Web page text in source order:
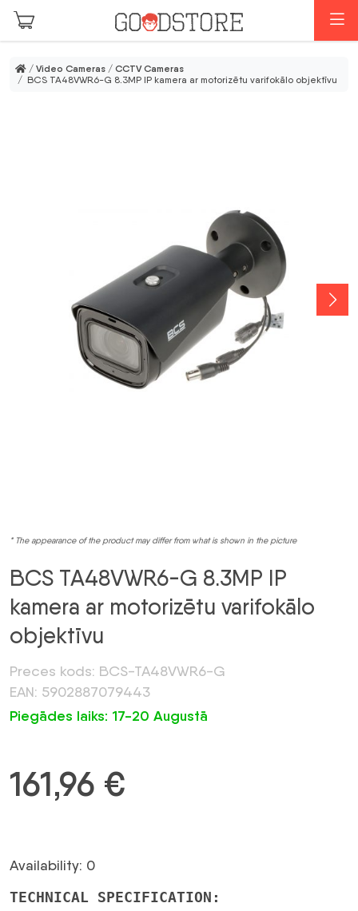
Skip to main content
/ Video Cameras / CCTV Cameras
/ BCS TA48VWR6-G 8.3MP IP kamera ar motorizētu varifokālo objektīvu
* The appearance of the product may differ from what is shown in the picture
BCS TA48VWR6-G 8.3MP IP
kamera ar motorizētu varifokālo
objektīvu
Preces kods: BCS-TA48VWR6-G
EAN: 5902887079443
Piegādes laiks: 17-20 Augustā
161,96 €
Availability: 0
TECHNICAL SPECIFICATION: